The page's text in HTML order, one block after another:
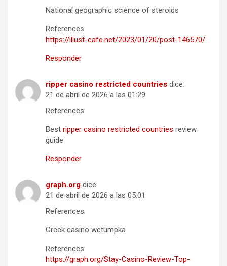
National geographic science of steroids
References:
https://illust-cafe.net/2023/01/20/post-146570/
Responder
ripper casino restricted countries dice:
21 de abril de 2026 a las 01:29
References:
Best ripper casino restricted countries review
guide
Responder
graph.org dice:
21 de abril de 2026 a las 05:01
References:
Creek casino wetumpka
References:
https://graph.org/Stay-Casino-Review-Top-